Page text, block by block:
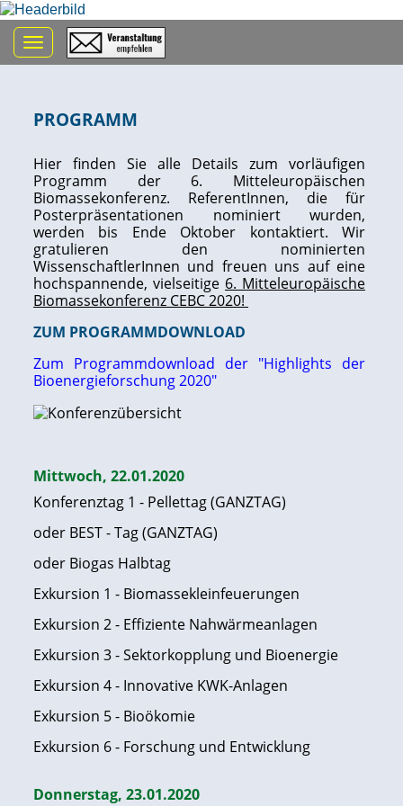
Toggle navigation
PROGRAMM
Hier finden Sie alle Details zum vorläufigen
Programm der 6. Mitteleuropäischen
Biomassekonferenz. ReferentInnen, die für
Posterpräsentationen nominiert wurden,
werden bis Ende Oktober kontaktiert. Wir
gratulieren den nominierten
WissenschaftlerInnen und freuen uns auf eine
hochspannende, vielseitige 6. Mitteleuropäische
Biomassekonferenz CEBC 2020!
ZUM PROGRAMMDOWNLOAD
Zum Programmdownload der "Highlights der
Bioenergieforschung 2020"
Mittwoch, 22.01.2020
Konferenztag 1 - Pellettag (GANZTAG)
oder BEST - Tag (GANZTAG)
oder Biogas Halbtag
Exkursion 1 - Biomassekleinfeuerungen
Exkursion 2 - Effiziente Nahwärmeanlagen
Exkursion 3 - Sektorkopplung und Bioenergie
Exkursion 4 - Innovative KWK-Anlagen
Exkursion 5 - Bioökomie
Exkursion 6 - Forschung und Entwicklung
Donnerstag, 23.01.2020